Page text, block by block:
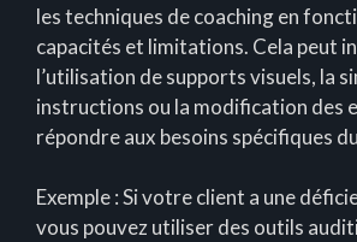
les techniques de coaching en
capacités et limitations. Cela peut
l’utilisation de supports visuels, la
instructions ou la modification des
répondre aux besoins spécifiques
Exemple : Si votre client a une
vous pouvez utiliser des outils